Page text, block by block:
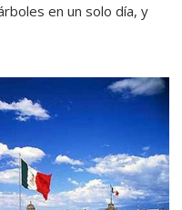
en un solo día, y